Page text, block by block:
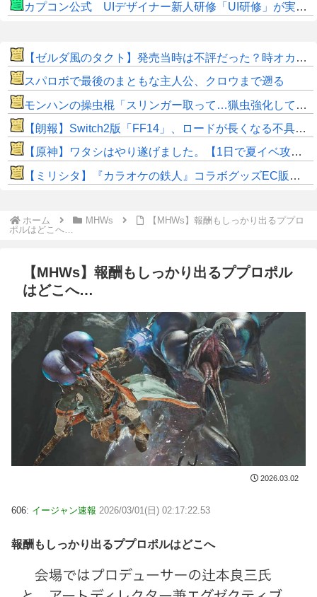
カプコン公式 UIデザイナー新人研修「UI研修」が実装まで進みました！
【ゼルダ風のタクト】発売当時は不評だった？時オカから激変したキャラデザに「なんじゃこりゃ」
スパロボで最後のまともな主人公、クロウまで遡る
モンハンの操虫棍「スリンガー取って…猟虫強化して…エキス取って… よし、戦うぞ」←これ
【朗報】Switch2版「FF14」、ロードが長くなる不具合の修正パッチを本日配信
【原神】ワタシはやり遂げました。【1日で夏イベ攻略】
【ミリシタ】『カラオケの鉄人』コラボグッズEC販売開始📢
ホーム MHWs
【MHWs】報酬もしっかり出るププロ
ポルはどこへ…
【MHWs】報酬もしっかり出るププロポル
はどこへ…
2026.03.02
606: イージャン速報 2026/03/01(日) 02:17:22.53
報酬もしっかり出るププロポルはどこへ